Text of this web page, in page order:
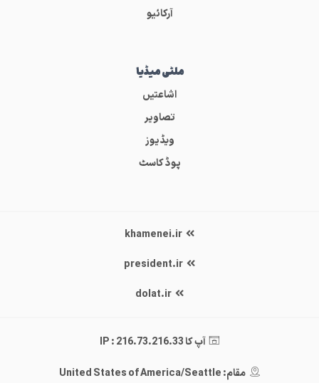
آرکائیو
ملٹی میڈیا
اشاعتیں
تصاویر
ویڈیوز
پوڈ کاسٹ
khamenei.ir
president.ir
dolat.ir
آپ کا IP : 216.73.216.33
مقام: United States of America/Seattle